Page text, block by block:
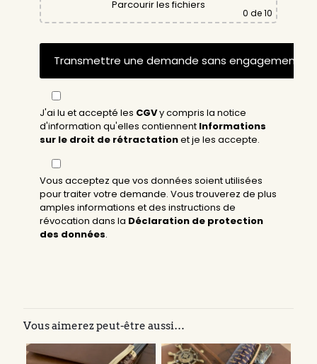
Parcourir les fichiers
0 de 10
J'ai lu et accepté les CGVy compris la notice
d'information qu'elles contiennent Informations
sur le droit de rétractationet je les accepte.
Vous acceptez que vos données soient utilisées
pour traiter votre demande. Vous trouverez de plus
amples informations et des instructions de
révocation dans la Déclaration de protection
des données.
Vous aimerez peut-être aussi…